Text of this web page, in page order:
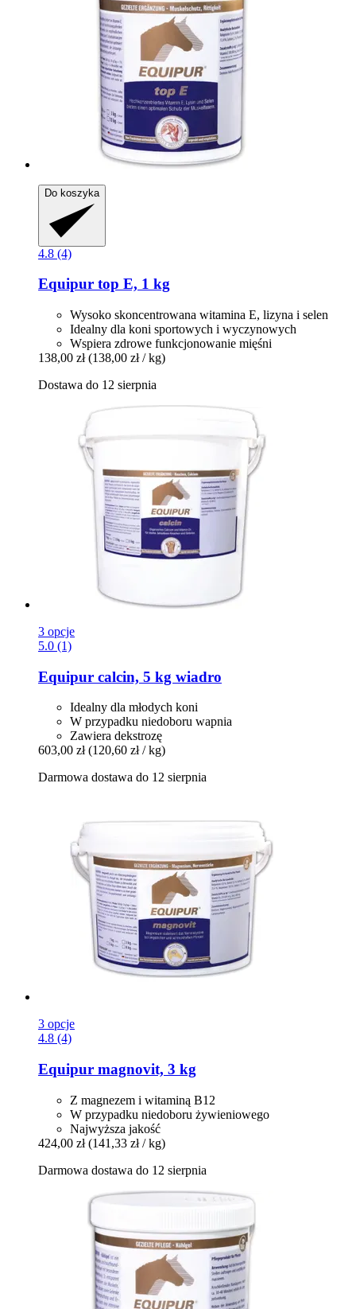
Do koszyka
4.8 (4)
Equipur top E, 1 kg
Wysoko skoncentrowana witamina E, lizyna i selen
Idealny dla koni sportowych i wyczynowych
Wspiera zdrowe funkcjonowanie mięśni
138,00 zł (138,00 zł / kg)
Dostawa do 12 sierpnia
3 opcje
5.0 (1)
Equipur calcin, 5 kg wiadro
Idealny dla młodych koni
W przypadku niedoboru wapnia
Zawiera dekstrozę
603,00 zł (120,60 zł / kg)
Darmowa dostawa do 12 sierpnia
3 opcje
4.8 (4)
Equipur magnovit, 3 kg
Z magnezem i witaminą B12
W przypadku niedoboru żywieniowego
Najwyższa jakość
424,00 zł (141,33 zł / kg)
Darmowa dostawa do 12 sierpnia